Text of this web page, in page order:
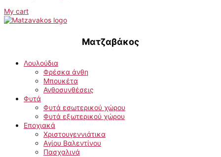
My cart
Ματζαβάκος
Λουλούδια
Φρέσκα άνθη
Μπουκέτα
Ανθοσυνθέσεις
Φυτά
Φυτά εσωτερικού χώρου
Φυτά εξωτερικού χώρου
Εποχιακά
Χριστουγεννιάτικα
Αγίου Βαλεντίνου
Πασχαλινά